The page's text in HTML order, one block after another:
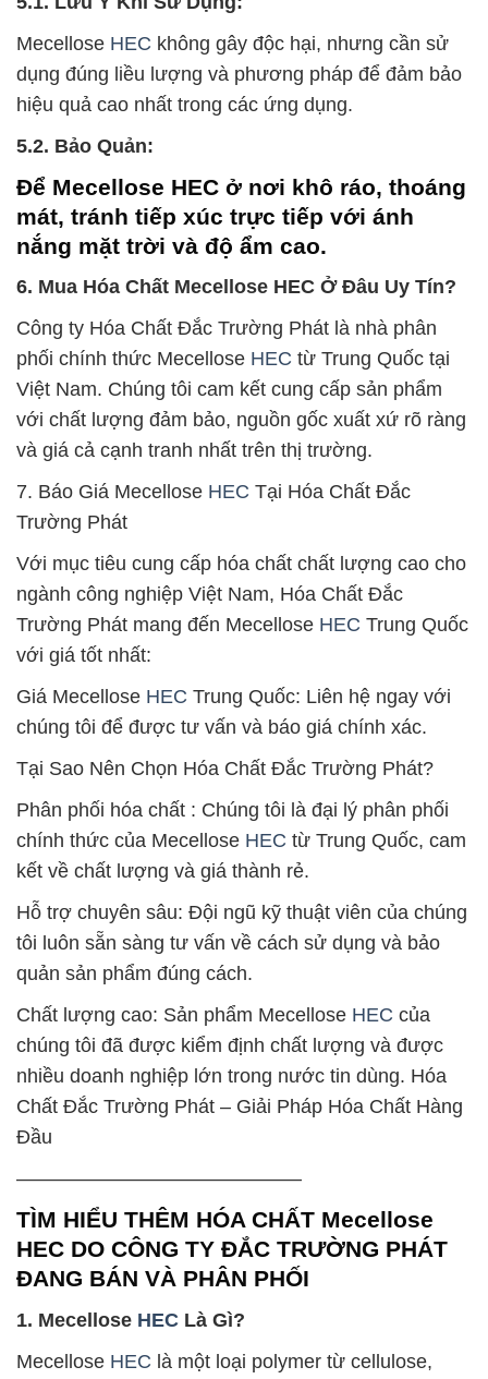
Mecellose HEC không gây độc hại, nhưng cần sử
dụng đúng liều lượng và phương pháp để đảm bảo
hiệu quả cao nhất trong các ứng dụng.
5.2. Bảo Quản:
Để Mecellose HEC ở nơi khô ráo, thoáng
mát, tránh tiếp xúc trực tiếp với ánh
nắng mặt trời và độ ẩm cao.
6. Mua Hóa Chất Mecellose HEC Ở Đâu Uy Tín?
Công ty Hóa Chất Đắc Trường Phát là nhà phân
phối chính thức Mecellose HEC từ Trung Quốc tại
Việt Nam. Chúng tôi cam kết cung cấp sản phẩm
với chất lượng đảm bảo, nguồn gốc xuất xứ rõ ràng
và giá cả cạnh tranh nhất trên thị trường.
7. Báo Giá Mecellose HEC Tại Hóa Chất Đắc
Trường Phát
Với mục tiêu cung cấp hóa chất chất lượng cao cho
ngành công nghiệp Việt Nam, Hóa Chất Đắc
Trường Phát mang đến Mecellose HEC Trung Quốc
với giá tốt nhất:
Giá Mecellose HEC Trung Quốc: Liên hệ ngay với
chúng tôi để được tư vấn và báo giá chính xác.
Tại Sao Nên Chọn Hóa Chất Đắc Trường Phát?
Phân phối hóa chất : Chúng tôi là đại lý phân phối
chính thức của Mecellose HEC từ Trung Quốc, cam
kết về chất lượng và giá thành rẻ.
Hỗ trợ chuyên sâu: Đội ngũ kỹ thuật viên của chúng
tôi luôn sẵn sàng tư vấn về cách sử dụng và bảo
quản sản phẩm đúng cách.
Chất lượng cao: Sản phẩm Mecellose HEC của
chúng tôi đã được kiểm định chất lượng và được
nhiều doanh nghiệp lớn trong nước tin dùng. Hóa
Chất Đắc Trường Phát – Giải Pháp Hóa Chất Hàng
Đầu
——————————————–
TÌM HIỂU THÊM HÓA CHẤT Mecellose
HEC DO CÔNG TY ĐẮC TRƯỜNG PHÁT
ĐANG BÁN VÀ PHÂN PHỐI
1. Mecellose HEC Là Gì?
Mecellose HEC là một loại polymer từ cellulose,